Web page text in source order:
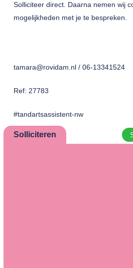
Solliciteer direct. Daarna nemen wij
mogelijkheden met je te bespreken.
tamara@rovidam.nl / 06-13341524
Ref: 27783
#tandartsassistent-nw
Solliciteren